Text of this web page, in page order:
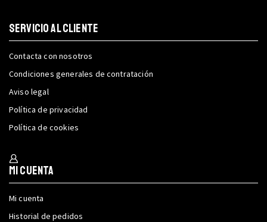
SERVICIO AL CLIENTE
Contacta con nosotros
Condiciones generales de contratación
Aviso legal
Política de privacidad
Política de cookies
Mi cuenta
Mi cuenta
Historial de pedidos